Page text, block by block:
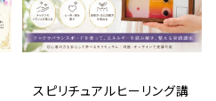
スピリチュアルヒーリング講